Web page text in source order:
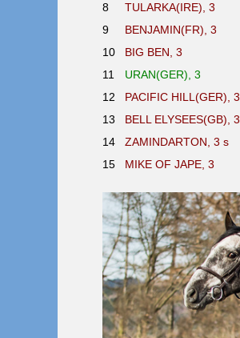
8
TULARKA(IRE), 3
9
BENJAMIN(FR), 3
10
BIG BEN, 3
11
URAN(GER), 3
12
PACIFIC HILL(GER), 3
13
BELL ELYSEES(GB), 3
14
ZAMINDARTON, 3 s
15
MIKE OF JAPE, 3